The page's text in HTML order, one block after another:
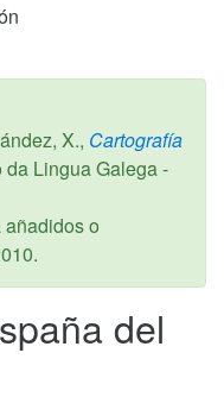
X., Cartografía
da Lingua Galega -
o
.
del